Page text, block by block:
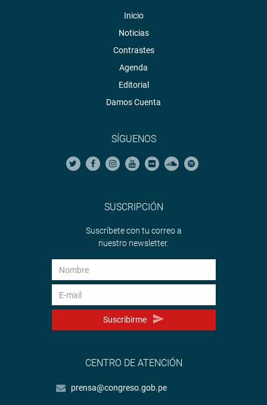
Inicio
Noticias
Contrastes
Agenda
Editorial
Damos Cuenta
SÍGUENOS
SUSCRIPCIÓN
Suscríbete con tu correo a
nuestro newsletter.
Suscribirme
CENTRO DE ATENCIÓN
prensa@congreso.gob.pe